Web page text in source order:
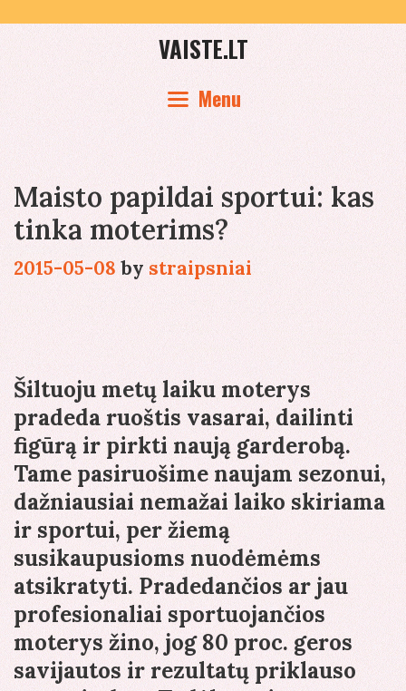
content
VAISTE.LT
Menu
Maisto papildai sportui: kas
tinka moterims?
2015-05-08 by straipsniai
Šiltuoju metų laiku moterys
pradeda ruoštis vasarai, dailinti
figūrą ir pirkti naują garderobą.
Tame pasiruošime naujam sezonui,
dažniausiai nemažai laiko skiriama
ir sportui, per žiemą
susikaupusioms nuodėmėms
atsikratyti. Pradedančios ar jau
profesionaliai sportuojančios
moterys žino, jog 80 proc. geros
savijautos ir rezultatų priklauso